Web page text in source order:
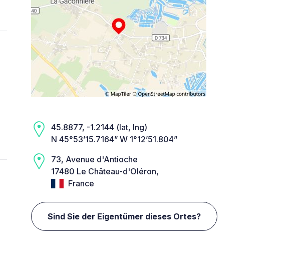
45.8877, -1.2144 (lat, lng)
N 45°53’15.7164” W 1°12’51.804”
73, Avenue d'Antioche
17480 Le Château-d'Oléron,
France
Sind Sie der Eigentümer dieses Ortes?